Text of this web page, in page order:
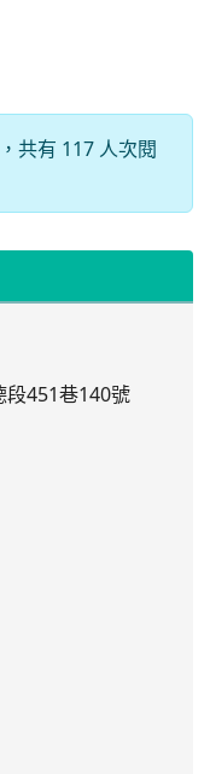
共有 117 人次閱
段451巷140號